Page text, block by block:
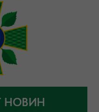
НОВИН